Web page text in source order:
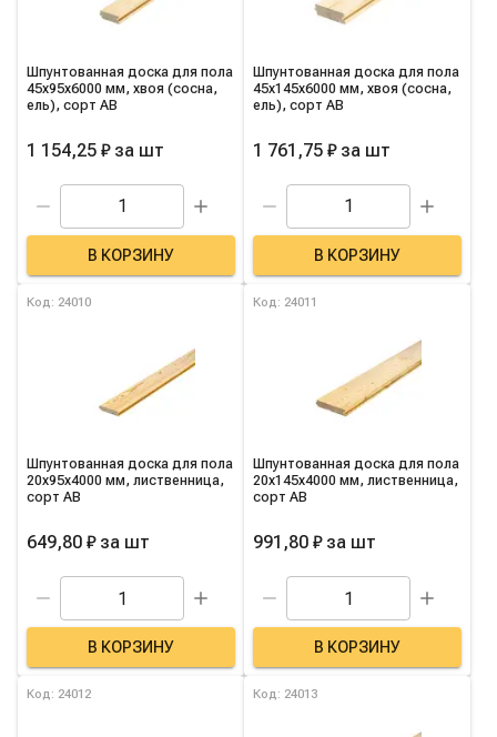
Шпунтованная доска для пола
45х95х6000 мм, хвоя (сосна,
ель), сорт AB
1 154,25 ₽ за шт
В КОРЗИНУ
Шпунтованная доска для пола
45х145х6000 мм, хвоя (сосна,
ель), сорт AB
1 761,75 ₽ за шт
В КОРЗИНУ
Код: 24010
Шпунтованная доска для пола
20х95х4000 мм, лиственница,
сорт AB
649,80 ₽ за шт
В КОРЗИНУ
Код: 24011
Шпунтованная доска для пола
20х145х4000 мм, лиственница,
сорт AB
991,80 ₽ за шт
В КОРЗИНУ
Код: 24012 Код: 24013